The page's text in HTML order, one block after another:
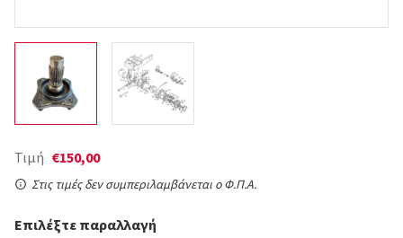
Τιμή €150,00
Στις τιμές δεν συμπεριλαμβάνεται ο Φ.Π.Α.
Επιλέξτε παραλλαγή